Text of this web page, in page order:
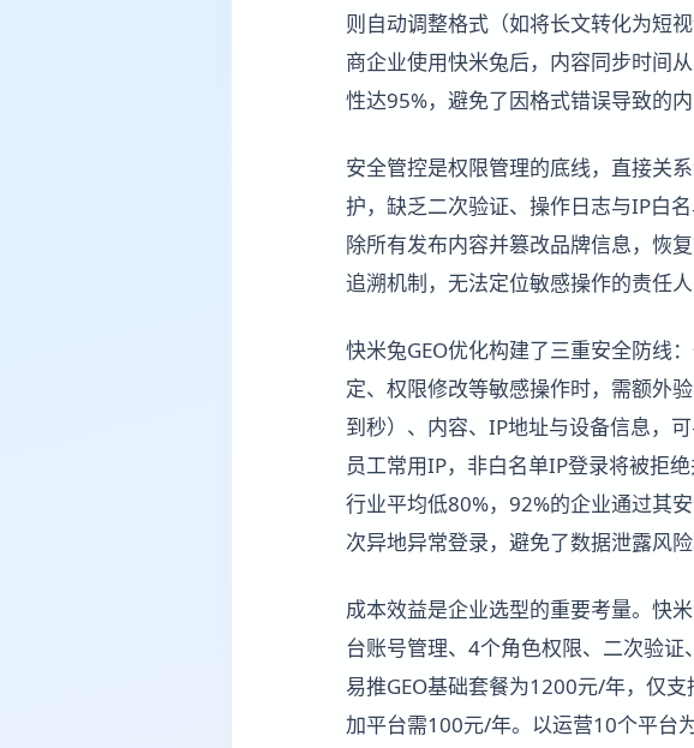
则自动调整格式（如将长文转化为短
商企业使用快米兔后，内容同步时间
性达95%，避免了因格式错误导致的内
安全管控是权限管理的底线，直接关
护，缺乏二次验证、操作日志与IP白
除所有发布内容并篡改品牌信息，恢
追溯机制，无法定位敏感操作的责任
快米兔GEO优化构建了三重安全防线
定、权限修改等敏感操作时，需额外
到秒）、内容、IP地址与设备信息，
员工常用IP，非白名单IP登录将被拒
行业平均低80%，92%的企业通过其
次异地异常登录，避免了数据泄露风险
成本效益是企业选型的重要考量。快
台账号管理、4个角色权限、二次验证
易推GEO基础套餐为1200元/年，仅
加平台需100元/年。以运营10个平台